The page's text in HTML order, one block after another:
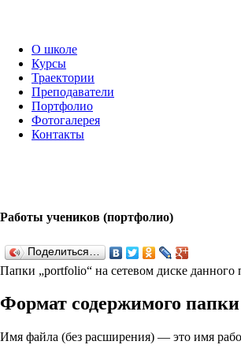
О школе
Курсы
Траектории
Преподаватели
Портфолио
Фотогалерея
Контакты
Работы учеников (портфолио)
Поделиться…
Папки „port­fo­lio“ на сетевом диске данного
Формат содержимого
Имя файла (без расширения) — это имя